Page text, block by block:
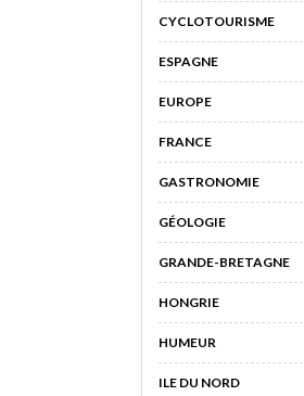
CYCLOTOURISME
ESPAGNE
EUROPE
FRANCE
GASTRONOMIE
GÉOLOGIE
GRANDE-BRETAGNE
HONGRIE
HUMEUR
ILE DU NORD